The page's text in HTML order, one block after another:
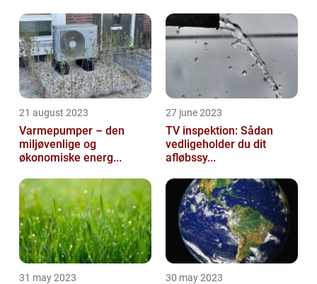
21 august 2023
Varmepumper – den
miljøvenlige og
økonomiske energ...
27 june 2023
TV inspektion: Sådan
vedligeholder du dit
afløbssy...
31 may 2023 30 may 2023